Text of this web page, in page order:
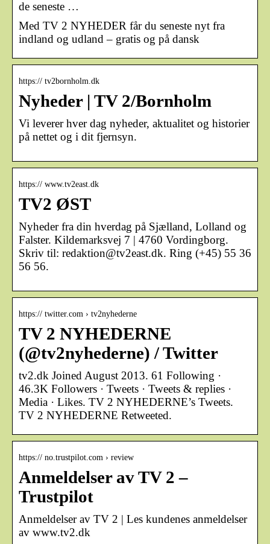
de seneste …
Med TV 2 NYHEDER får du seneste nyt fra
indland og udland – gratis og på dansk
https:// tv2bornholm.dk
Nyheder | TV 2/Bornholm
Vi leverer hver dag nyheder, aktualitet og historier
på nettet og i dit fjernsyn.
https:// www.tv2east.dk
TV2 ØST
Nyheder fra din hverdag på Sjælland, Lolland og
Falster. Kildemarksvej 7 | 4760 Vordingborg.
Skriv til: redaktion@tv2east.dk. Ring (+45) 55 36
56 56.
https:// twitter.com › tv2nyhederne
TV 2 NYHEDERNE
(@tv2nyhederne) / Twitter
tv2.dk Joined August 2013. 61 Following ·
46.3K Followers · Tweets · Tweets & replies ·
Media · Likes. TV 2 NYHEDERNE’s Tweets.
TV 2 NYHEDERNE Retweeted.
https:// no.trustpilot.com › review
Anmeldelser av TV 2 –
Trustpilot
Anmeldelser av TV 2 | Les kundenes anmeldelser
av www.tv2.dk